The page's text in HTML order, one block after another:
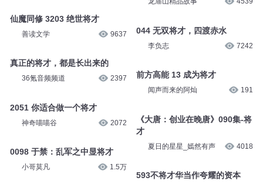
仙魔同修 3203 绝世将才
善读文学 9637
真正的将才，都是长出来的
36氪音频频道 2397
2051 你适合做一个将才
神奇喵喵谷 2072
0098 于禁：乱军之中显将才
小哥莫凡 1.5万
044 无双将才，四渡赤水
李负志 7242
前方高能 13 成为将才
闻声而来的阿灿 191
《大唐：创业在晚唐》090集-将
才
夏日的星星_嫣然有声 4018
593不将才华当作夸耀的资本